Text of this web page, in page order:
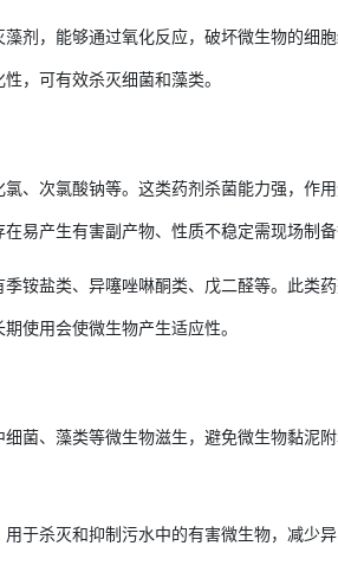
剂，能够通过氧化反应，破坏微生物的细
，可有效杀灭细菌和藻类。
、次氯酸钠等。这类药剂杀菌能力强，作
易产生有害副产物、性质不稳定需现场制备
铵盐类、异噻唑啉酮类、戊二醛等。此类
使用会使微生物产生适应性。
菌、藻类等微生物滋生，避免微生物黏泥
于杀灭和抑制污水中的有害微生物，减少